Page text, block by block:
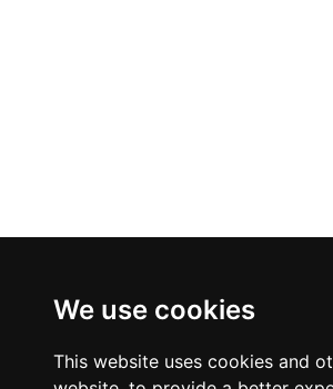
We use cookies
This website uses cookies and